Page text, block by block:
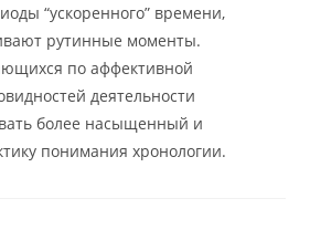
“ускоренного” времени,
рутинные моменты.
по аффективной
деятельности
более насыщенный и
понимания хронологии.